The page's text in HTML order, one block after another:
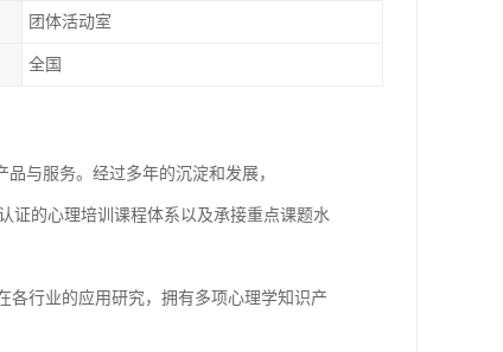
团体活动室
全国
与服务。经过多年的沉淀和发展，
证的心理培训课程体系以及承接重点课题水
各行业的应用研究，拥有多项心理学知识产